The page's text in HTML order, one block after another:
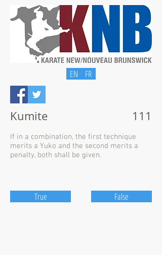
EN FR
Kumite 111
If in a combination, the first technique
merits a Yuko and the second merits a
penalty, both shall be given.
True False